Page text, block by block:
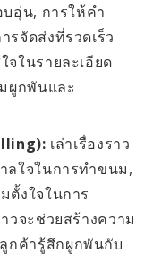
อุ่น, การให้คำ
รจัดส่งที่รวดเร็ว
ในรายละเอียด
ผูกพันและ
เล่าเรื่องราว
ลใจในการทำขนม,
ตั้งใจในการ
วจะช่วยสร้างความ
กค้ารู้สึกผูกพันกับ